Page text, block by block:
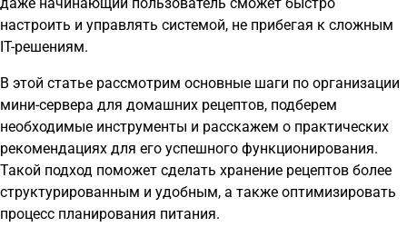
настроить и управлять системой, не прибегая к сложным
IT-решениям.
В этой статье рассмотрим основные шаги по организации
мини-сервера для домашних рецептов, подберем
необходимые инструменты и расскажем о практических
рекомендациях для его успешного функционирования.
Такой подход поможет сделать хранение рецептов более
структурированным и удобным, а также оптимизировать
процесс планирования питания.